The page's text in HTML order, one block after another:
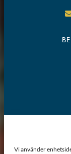
Vi använder